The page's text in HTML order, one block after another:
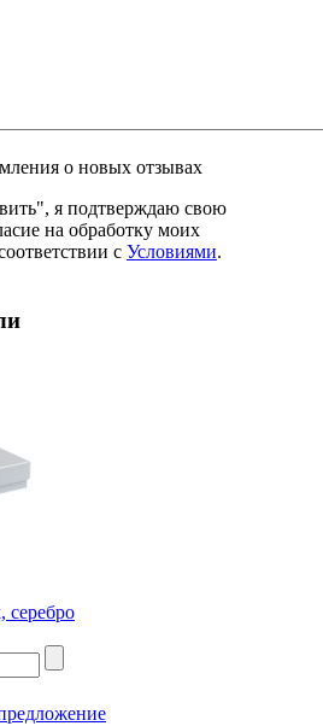
о новых отзывах
я подтверждаю свою
на обработку моих
с Условиями.
серебро